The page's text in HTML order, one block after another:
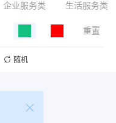
企业服务类 生活服务类
重置
随机